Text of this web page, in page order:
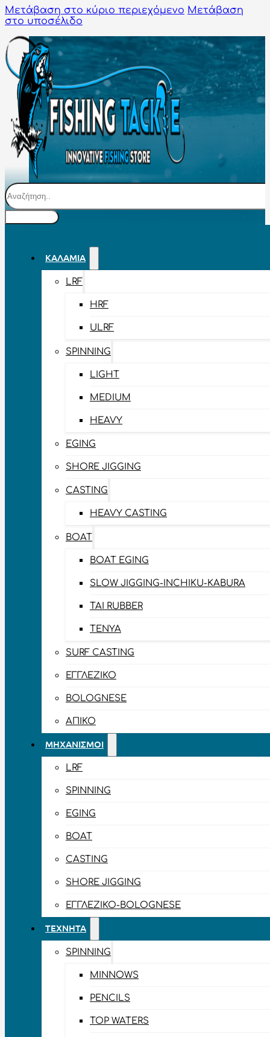
Μετάβαση στο κύριο περιεχόμενο Μετάβαση
στο υποσέλιδο
Αναζήτηση
ΚΑΛΆΜΙΑ
LRF
HRF
ULRF
SPINNING
LIGHT
MEDIUM
HEAVY
EGING
SHORE JIGGING
CASTING
HEAVY CASTING
BOAT
BOAT EGING
SLOW JIGGING-INCHIKU-KABURA
TAI RUBBER
TENYA
SURF CASTING
ΕΓΓΛΈΖΙΚΟ
BOLOGNESE
ΑΠΊΚΟ
ΜΗΧΑΝΙΣΜΟΊ
LRF
SPINNING
EGING
BOAT
CASTING
SHORE JIGGING
ΕΓΓΛΈΖΙΚΟ-BOLOGNESE
ΤΕΧΝΗΤΆ
SPINNING
MINNOWS
PENCILS
TOP WATERS